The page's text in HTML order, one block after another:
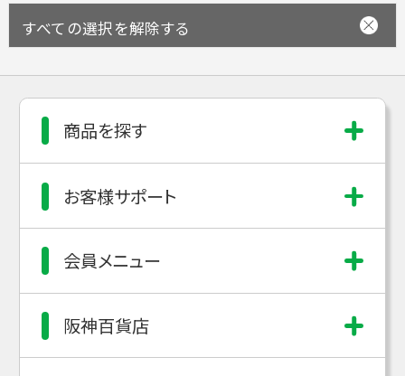
すべての選択を解除する
商品を探す
お客様サポート
会員メニュー
阪神百貨店